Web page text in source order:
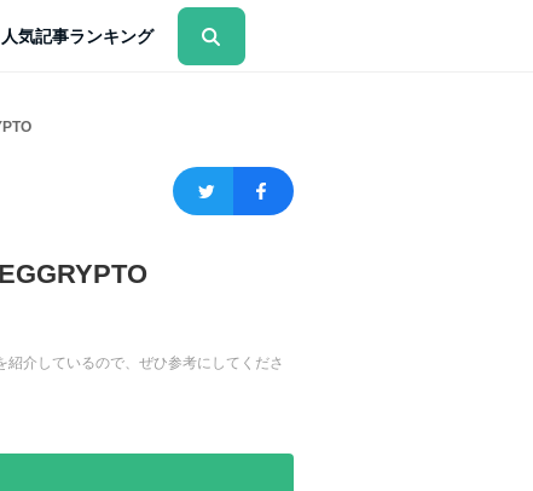
人気記事ランキング
介しているので、ぜひ参考にしてくださ